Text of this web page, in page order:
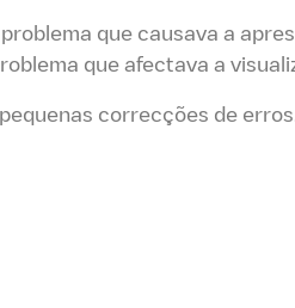
que causava a
que afectava a
correcções de erros.